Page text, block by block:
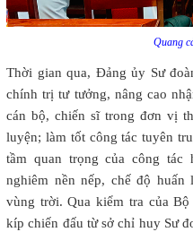
Quang
Thời gian qua, Đảng ủy Sư
chính trị tư tưởng, nâng cao
cán bộ, chiến sĩ trong đơn vị
luyện; làm tốt công tác tuyên
tầm quan trọng của công tác
nghiêm nền nếp, chế độ huấn
vùng trời. Qua kiểm tra của
kíp chiến đấu từ sở chỉ huy Sư